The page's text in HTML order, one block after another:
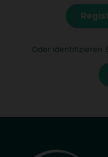
Oder identifizieren